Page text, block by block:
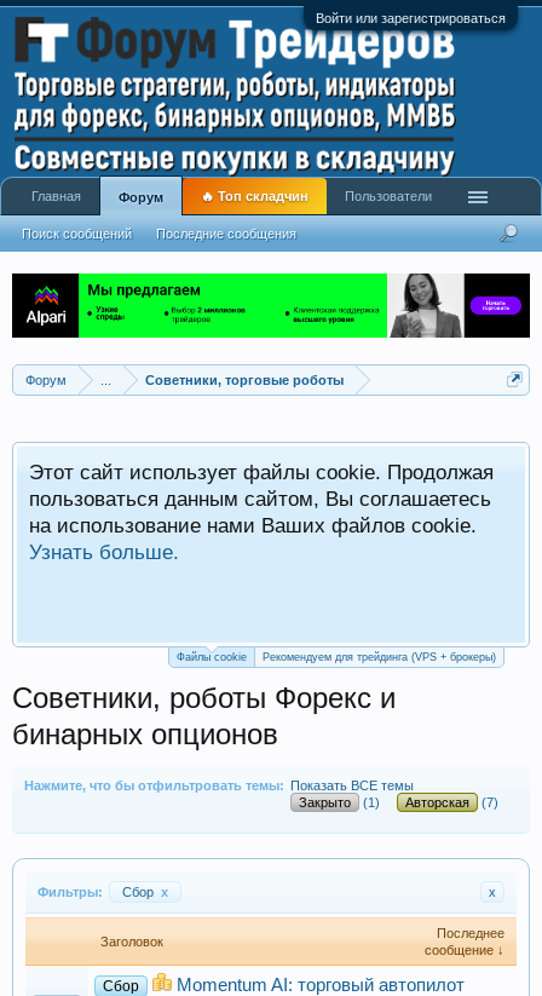
Войти или зарегистрироваться
Форум Советники, торговые роботы
Этот сайт использует файлы cookie. Продолжая
пользоваться данным сайтом, Вы соглашаетесь
на использование нами Ваших файлов cookie.
Узнать больше.
Файлы cookie Рекомендуем для трейдинга (VPS + брокеры)
Советники, роботы Форекс и
бинарных опционов
Нажмите, что бы отфильтровать темы: Показать ВСЕ темы
Закрыто
(1) Авторская (7)
Фильтры: Сбор x x
Заголовок
Последнее
сообщение ↓
Сбор
Momentum AI: торговый автопилот
Главная Форум
Поиск сообщений Последние сообщения
🔥 Топ складчин Пользователи